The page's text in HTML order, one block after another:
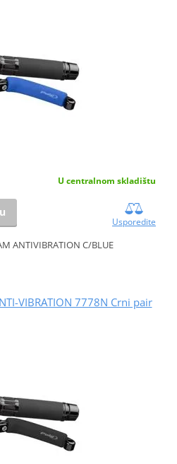
U centralnom skladištu
Usporedite
ANTIVIBRATION C/BLUE
VIBRATION 7778N Crni pair